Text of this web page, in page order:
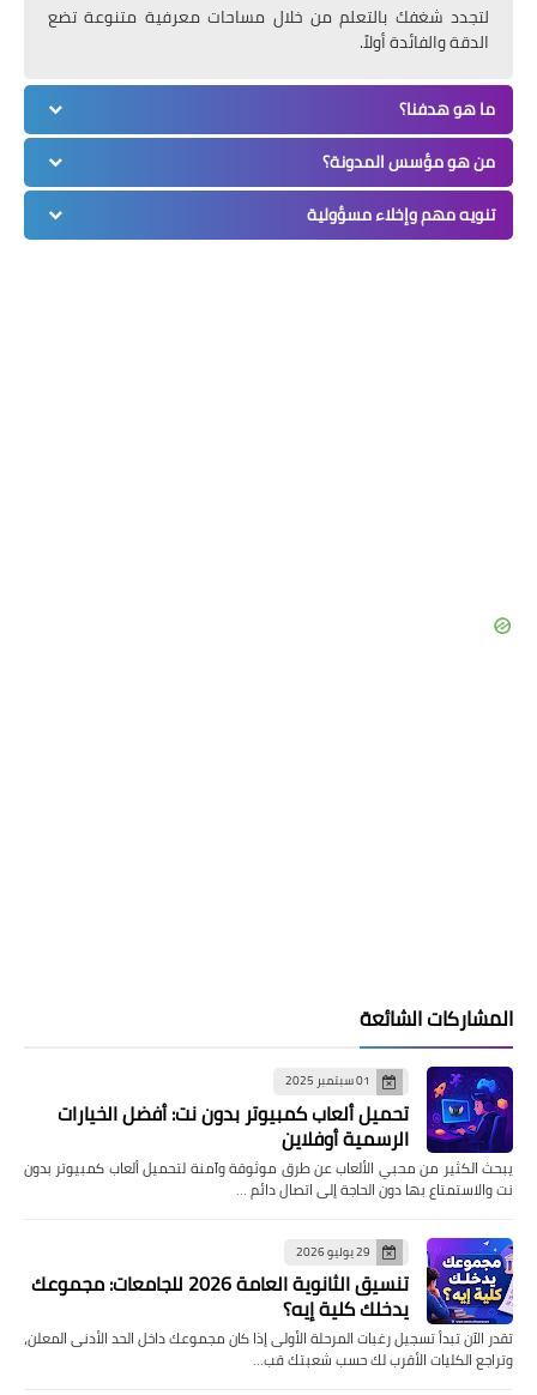
لتجدد شغفك بالتعلم من خلال مساحات معرفية متنوعة تضع
الدقة والفائدة أولاً.
ما هو هدفنا؟
من هو مؤسس المدونة؟
تنويه مهم وإخلاء مسؤولية
المشاركات الشائعة
01 سبتمبر 2025
تحميل ألعاب كمبيوتر بدون نت: أفضل الخيارات
الرسمية أوفلاين
يبحث الكثير من محبي الألعاب عن طرق موثوقة وآمنة لتحميل ألعاب كمبيوتر بدون
نت والاستمتاع بها دون الحاجة إلى اتصال دائم …
29 يوليو 2026
تنسيق الثانوية العامة 2026 للجامعات: مجموعك
يدخلك كلية إيه؟
تقدر الآن تبدأ تسجيل رغبات المرحلة الأولى إذا كان مجموعك داخل الحد الأدنى المعلن،
وتراجع الكليات الأقرب لك حسب شعبتك قب…